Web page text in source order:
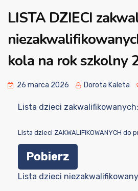
LISTA DZIECI
kola na rok szkolny
26 marca 2026 Dorota Kaleta
Lista dzieci zakwalifikowanych:
Lista dzieci ZAKWALIFIKOWANYCH do
Pobierz
Lista dzieci